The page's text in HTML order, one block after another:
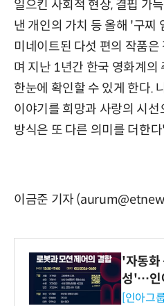
일으킨 사회적 현상, 결핍 가
낸 개인의 가치 등 올해 '구찌
미네이트된 다섯 편의 작품
며 지난 1년간 한국 영화계의
한눈에 확인할 수 있게 한다.
이야기를 희망과 사랑의 시
방식은 또 다른 의미를 더한
이금준 기자
'자동화
성'…인
시 세미
[인아그